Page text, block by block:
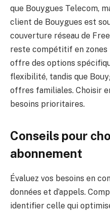
que Bouygues Telecom,
client de Bouygues est
couverture réseau de
reste compétitif en zones
offre des options
flexibilité, tandis que
offres familiales. Choisir
besoins prioritaires.
Conseils pour
abonnement
Évaluez vos besoins en
données et d’appels.
identifier celle qui